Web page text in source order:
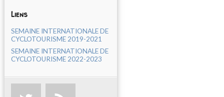
Liens
SEMAINE INTERNATIONALE DE
CYCLOTOURISME 2019-2021
SEMAINE INTERNATIONALE DE
CYCLOTOURISME 2022-2023